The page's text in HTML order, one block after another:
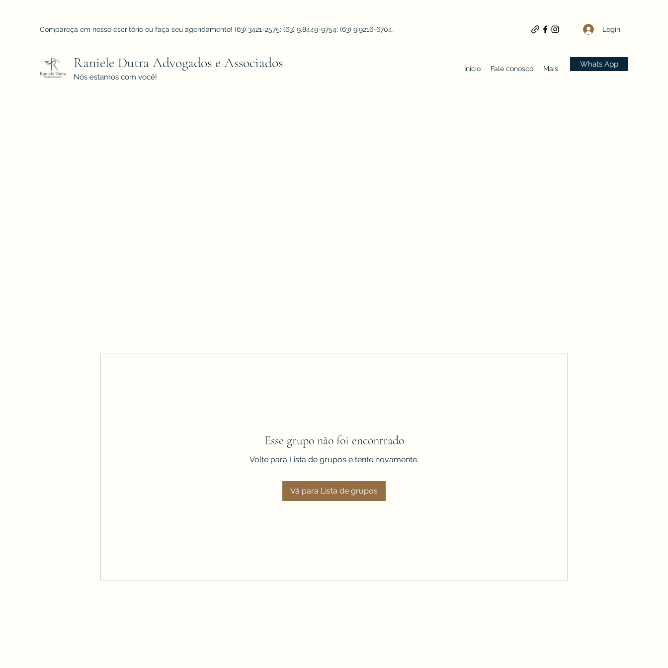
Compareça em nosso escritório ou faça seu agendamento! (63) 3421-2575; (63) 9.8449-9754; (63) 9.9216-6704. Login
Raniele Dutra Advogados e Associados
Nós estamos com você!
Início Fale conosco Mais Whats App
Esse grupo não foi encontrado
Volte para Lista de grupos e tente novamente.
Vá para Lista de grupos